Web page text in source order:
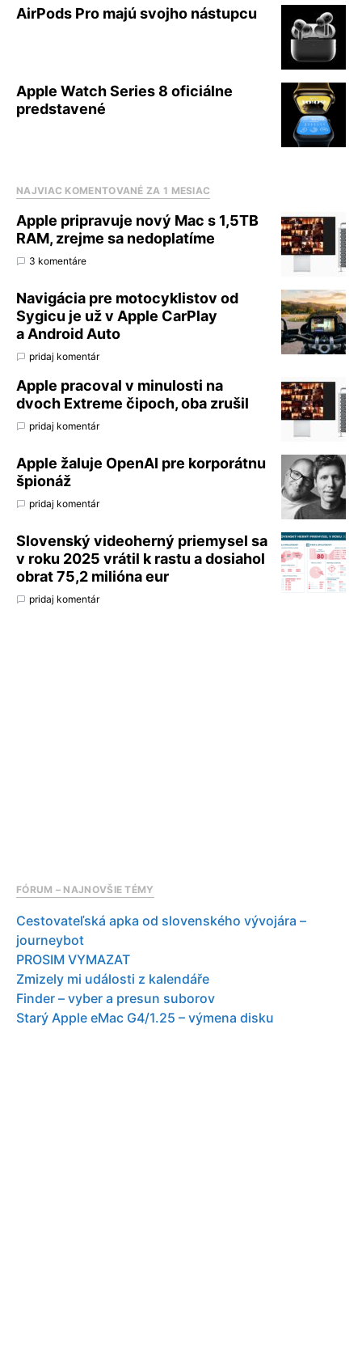
AirPods Pro majú svojho nástupcu
Apple Watch Series 8 oficiálne
predstavené
NAJVIAC KOMENTOVANÉ ZA 1 MESIAC
Apple pripravuje nový Mac s 1,5TB
RAM, zrejme sa nedoplatíme
3 komentáre
Navigácia pre motocyklistov od
Sygicu je už v Apple CarPlay
a Android Auto
pridaj komentár
Apple pracoval v minulosti na
dvoch Extreme čipoch, oba zrušil
pridaj komentár
Apple žaluje OpenAI pre korporátnu
špionáž
pridaj komentár
Slovenský videoherný priemysel sa
v roku 2025 vrátil k rastu a dosiahol
obrat 75,2 milióna eur
pridaj komentár
FÓRUM – NAJNOVŠIE TÉMY
Cestovateľská apka od slovenského vývojára –
journeybot
PROSIM VYMAZAT
Zmizely mi události z kalendáře
Finder – vyber a presun suborov
Starý Apple eMac G4/1.25 – výmena disku